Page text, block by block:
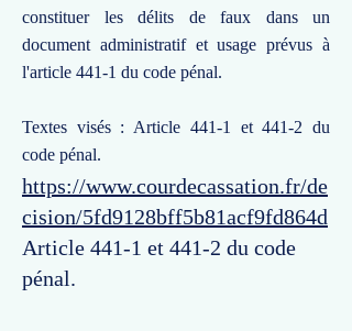
constituer les délits de faux dans un
document administratif et usage prévus à
l'article 441-1 du code pénal.
Textes visés : Article 441-1 et 441-2 du
code pénal.
https://www.courdecassation.fr/de
cision/5fd9128bff5b81acf9fd864d
Article 441-1 et 441-2 du code
pénal.